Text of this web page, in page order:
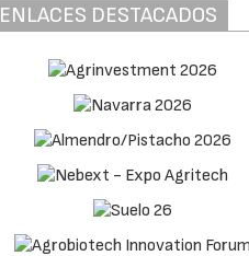
ENLACES DESTACADOS